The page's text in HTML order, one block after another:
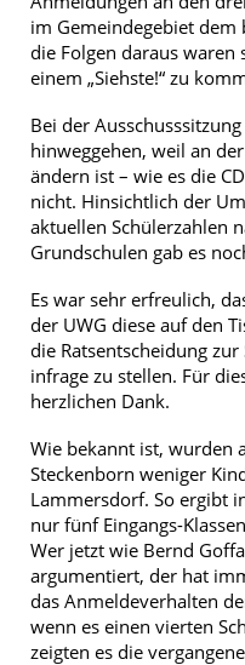
im Gemeindegebiet dem
die Folgen daraus waren
einem „Siehste!“ zu
Bei der
hinweggehen, weil an
ändern ist – wie es die
nicht. Hinsichtlich der
aktuellen Schülerzahlen
Grundschulen gab es
Es war sehr erfreulich,
der UWG diese auf den
die Ratsentscheidung
infrage zu stellen. Für
herzlichen Dank.
Wie bekannt ist, wurden
Steckenborn weniger
Lammersdorf. So ergibt
nur fünf Eingangs-
Wer jetzt wie Bernd
argumentiert, der hat
das Anmeldeverhalten
wenn es einen vierten
zeigten es die